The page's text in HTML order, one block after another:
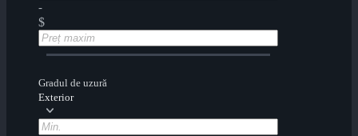
-
$
Gradul de uzură
Exterior